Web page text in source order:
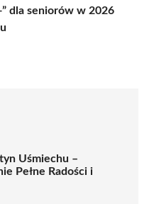
dla seniorów w 2026
Uśmiechu –
Pełne Radości i